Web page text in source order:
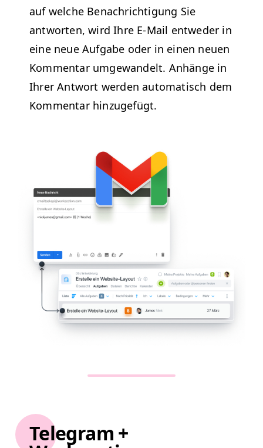
auf welche Benachrich­ti­gung Sie
antworten, wird Ihre E‑Mail entwed­er in
eine neue Auf­gabe oder in einen neuen
Kom­men­tar umge­wan­delt. Anhänge in
Ihrer Antwort wer­den automa­tisch dem
Kom­men­tar hinzugefügt.
Telegram +